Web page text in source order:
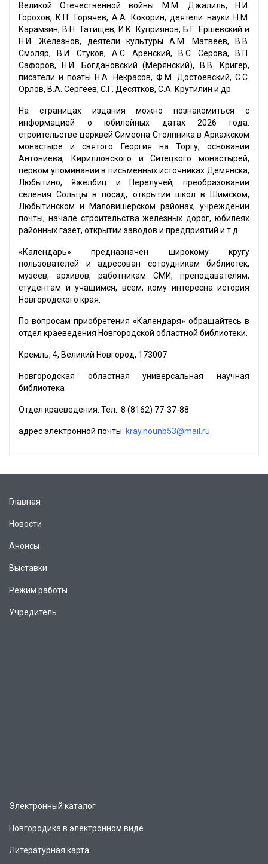
Великой Отечественной войны М.М. Джалиль, Н.И.
Горохов, К.П. Горячев, А.А. Кокорин, деятели науки Н.М.
Карамзин, В.Н. Татищев, И.К. Куприянов, Б.Г. Ершевский и
Н.И. Железнов, деятели культуры А.М. Матвеев, В.В.
Смоляр, В.И. Стуков, А.С. Аренский, В.С. Серова, В.П.
Сафоров, Н.И. Богдановский (Мерянский), В.В. Кригер,
писатели и поэты Н.А. Некрасов, Ф.М. Достоевский, С.С.
Орлов, В.А. Сергеев, С.Г. Десятков, С.А. Крутилин и др.
На страницах издания можно познакомиться с
информацией о юбилейных датах 2026 года:
строительстве церквей Симеона Столпника в Аркажском
монастыре и святого Георгия на Торгу, основании
Антониева, Кирилловского и Ситецкого монастырей,
первом упоминании в письменных источниках Демянска,
Любытино, Яжелбиц и Перелучей, преобразовании
селения Сольцы в посад, открытии школ в Шимском,
Любытинском и Маловишерском районах, учреждении
почты, начале строительства железных дорог, юбилеях
районных газет, открытии заводов и предприятий и т.д.
«Календарь» предназначен широкому кругу
пользователей и адресован сотрудникам библиотек,
музеев, архивов, работникам СМИ, преподавателям,
студентам и учащимся, всем, кому интересна история
Новгородского края.
По вопросам приобретения «Календаря» обращайтесь в
отдел краеведения Новгородской областной библиотеки.
Кремль, 4, Великий Новгород, 173007
Новгородская областная универсальная научная
библиотека
Отдел краеведения. Тел.: 8 (8162) 77-37-88
адрес электронной почты: kray.nounb53@mail.ru
Главная
Новости
Анонсы
Выставки
Режим работы
Учредитель
Электронный каталог
Новгородика в электронном виде
Литературная карта